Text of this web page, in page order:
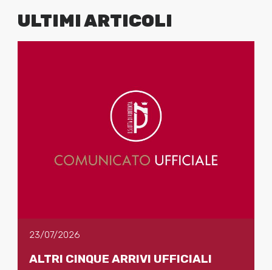
ULTIMI ARTICOLI
23/07/2026
ALTRI CINQUE ARRIVI UFFICIALI